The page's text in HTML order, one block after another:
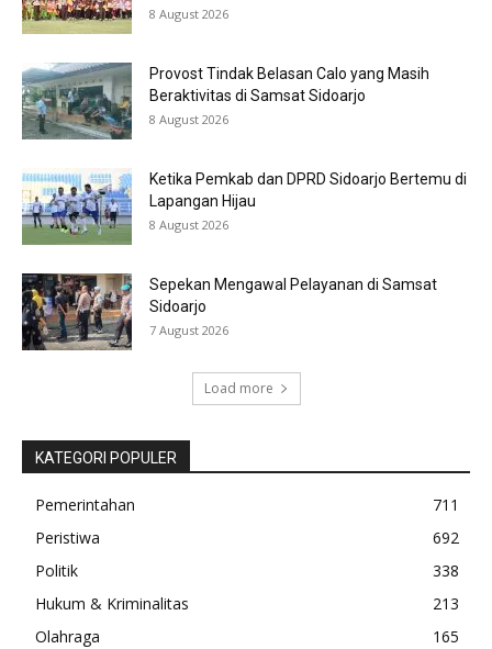
8 August 2026
Provost Tindak Belasan Calo yang Masih
Beraktivitas di Samsat Sidoarjo
8 August 2026
Ketika Pemkab dan DPRD Sidoarjo Bertemu di
Lapangan Hijau
8 August 2026
Sepekan Mengawal Pelayanan di Samsat
Sidoarjo
7 August 2026
Load more
KATEGORI POPULER
Pemerintahan
711
Peristiwa
692
Politik
338
Hukum & Kriminalitas
213
Olahraga
165